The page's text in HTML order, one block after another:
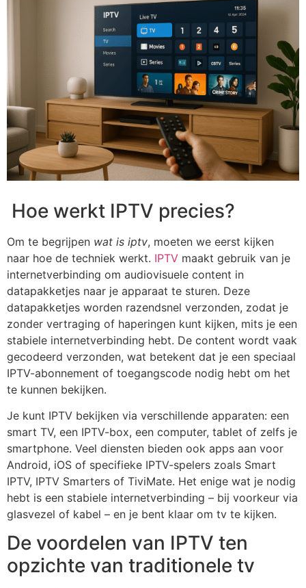
Hoe werkt IPTV precies?
Om te begrijpen wat is iptv, moeten we eerst kijken
naar hoe de techniek werkt. IPTV maakt gebruik van je
internetverbinding om audiovisuele content in
datapakketjes naar je apparaat te sturen. Deze
datapakketjes worden razendsnel verzonden, zodat je
zonder vertraging of haperingen kunt kijken, mits je een
stabiele internetverbinding hebt. De content wordt vaak
gecodeerd verzonden, wat betekent dat je een speciaal
IPTV-abonnement of toegangscode nodig hebt om het
te kunnen bekijken.
Je kunt IPTV bekijken via verschillende apparaten: een
smart TV, een IPTV-box, een computer, tablet of zelfs je
smartphone. Veel diensten bieden ook apps aan voor
Android, iOS of specifieke IPTV-spelers zoals Smart
IPTV, IPTV Smarters of TiviMate. Het enige wat je nodig
hebt is een stabiele internetverbinding – bij voorkeur via
glasvezel of kabel – en je bent klaar om tv te kijken.
De voordelen van IPTV ten
opzichte van traditionele tv